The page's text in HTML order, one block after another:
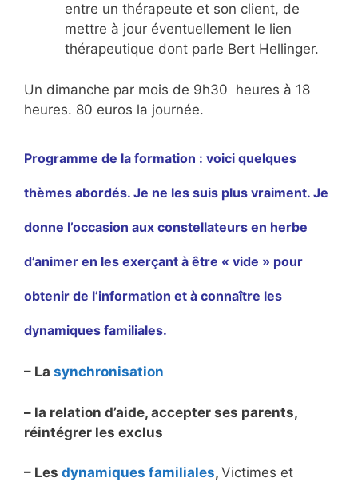
entre un thérapeute et son client, de
mettre à jour éventuellement le lien
thérapeutique dont parle Bert Hellinger.
Un dimanche par mois de 9h30 heures à 18
heures. 80 euros la journée.
Programme de la formation : voici quelques
thèmes abordés. Je ne les suis plus vraiment. Je
donne l’occasion aux constellateurs en herbe
d’animer en les exerçant à être « vide » pour
obtenir de l’information et à connaître les
dynamiques familiales.
– La synchronisation
– la relation d’aide, accepter ses parents,
réintégrer les exclus
– Les dynamiques familiales, Victimes et